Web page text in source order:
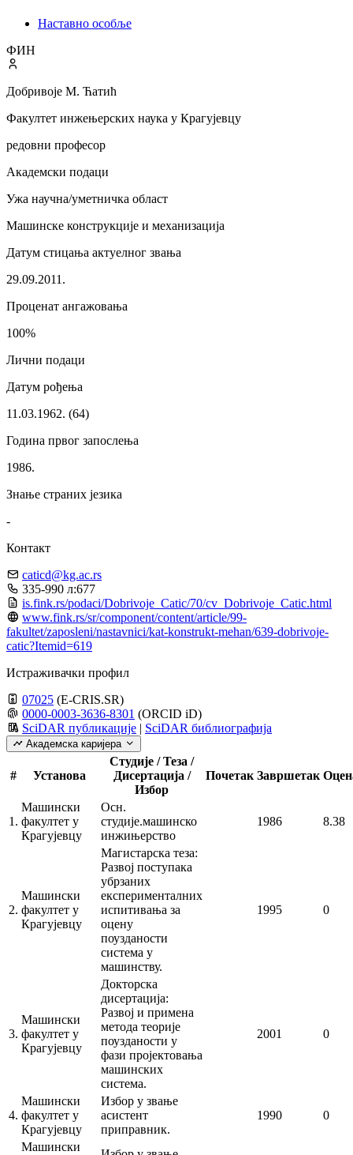
Наставно особље
ФИН
Добривоје М. Ћатић
Факултет инжењерских наука у Крагујевцу
редовни професор
Академски подаци
Ужа научна/уметничка област
Машинске конструкције и механизација
Датум стицања актуелног звања
29.09.2011.
Проценат ангажовања
100%
Лични подаци
Датум рођења
11.03.1962. (64)
Година првог запослења
1986.
Знање страних језика
-
Контакт
caticd@kg.ac.rs
335-990 л:677
is.fink.rs/podaci/Dobrivoje_Catic/70/cv_Dobrivoje_Catic.html
www.fink.rs/sr/component/content/article/99-
fakultet/zaposleni/nastavnici/kat-konstrukt-mehan/639-dobrivoje-
catic?Itemid=619
Истраживачки профил
07025 (E-CRIS.SR)
0000-0003-3636-8301 (ORCID iD)
SciDAR публикације | SciDAR библиографија
Академска каријера
# Установа
Студије / Теза /
Дисертација /
Избор
Почетак Завршетак
1.
Машински
факултет у
Крагујевцу
Осн.
студије.машинско
инжињерство
1986 8.38
2.
Машински
факултет у
Крагујевцу
Магистарска теза:
Развој поступака
убрзаних
експерименталних
испитивања за
оцену
поузданости
система у
машинству.
1995 0
3.
Машински
факултет у
Крагујевцу
Докторска
дисертација:
Развој и примена
метода теорије
поузданости у
фази пројектовања
машинских
система.
2001 0
4.
Машински
факултет у
Крагујевцу
Избор у звање
асистент
приправник.
1990 0
Машински